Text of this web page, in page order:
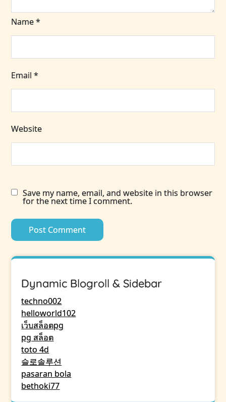
Name*
Email*
Website
Save my name, email, and website in this browser
for the next time I comment.
Dynamic Blogroll & Sidebar
techno002
helloworld102
เว็บสล็อตpg
pg สล็อต
toto 4d
슬로솔루션
pasaran bola
bethoki77